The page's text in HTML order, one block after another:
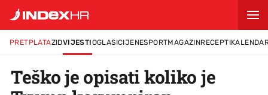
PRETPLATAZIDVIJESTIOGLASICIJENESPORTMAGAZINRECEPTI
Teško je opisati koliko je